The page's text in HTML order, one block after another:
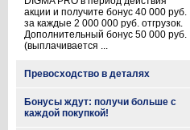
акции и получите бонус 40 000 руб.
за каждые 2 000 000 руб. отгрузок.
Дополнительный бонус 50 000 руб.
(выплачивается ...
Превосходство в деталях
Бонусы ждут: получи больше с
каждой покупкой!